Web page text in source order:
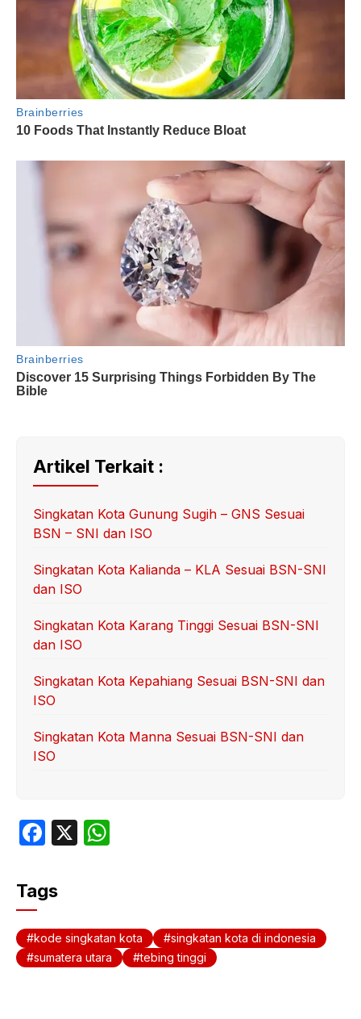
Artikel Terkait :
Singkatan Kota Gunung Sugih – GNS Sesuai
BSN – SNI dan ISO
Singkatan Kota Kalianda – KLA Sesuai BSN-SNI
dan ISO
Singkatan Kota Karang Tinggi Sesuai BSN-SNI
dan ISO
Singkatan Kota Kepahiang Sesuai BSN-SNI dan
ISO
Singkatan Kota Manna Sesuai BSN-SNI dan
ISO
F
c
e
b
o
X
A
p
Tags
kode singkatan kota
singkatan kota di indonesia
sumatera utara
tebing tinggi